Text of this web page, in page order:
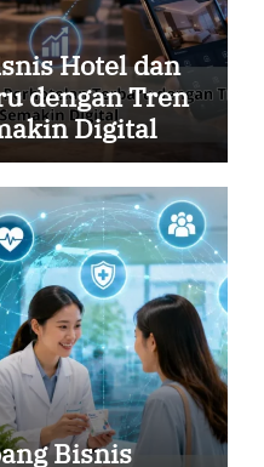
Hotel dan
dengan Tren
Digital
Bisnis